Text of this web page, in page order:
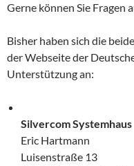
Gerne können Sie Fragen
Bisher haben sich die
der Webseite der
Unterstützung an:
Silvercom Systemhaus
Eric Hartmann
Luisenstraße 13